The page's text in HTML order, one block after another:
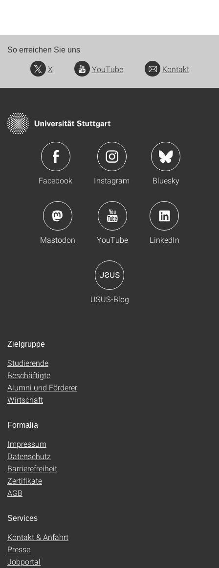
So erreichen Sie uns
X YouTube Kontakt
Facebook Instagram Bluesky
Mastodon YouTube LinkedIn
USUS-Blog
Zielgruppe
Studierende
Beschäftigte
Alumni und Förderer
Wirtschaft
Formalia
Impressum
Datenschutz
Barrierefreiheit
Zertifikate
AGB
Services
Kontakt & Anfahrt
Presse
Jobportal